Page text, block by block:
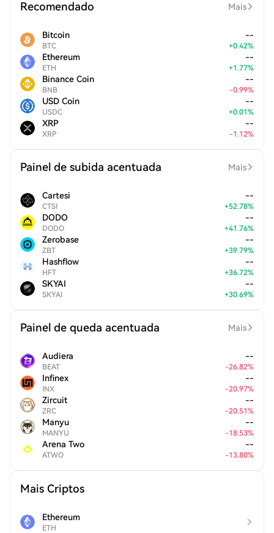
Recomendado Mais
Bitcoin
BTC
--
+0.42%
Ethereum
ETH
--
+1.77%
Binance Coin
BNB
--
-0.99%
USD Coin
USDC
--
+0.01%
XRP
XRP
--
-1.12%
Painel de subida acentuada Mais
Cartesi
CTSI
--
+52.78%
DODO
DODO
--
+41.76%
Zerobase
ZBT
--
+39.79%
Hashflow
HFT
--
+36.72%
SKYAI
SKYAI
--
+30.69%
Painel de queda acentuada Mais
Audiera
BEAT
--
-26.82%
Infinex
INX
--
-20.97%
Zircuit
ZRC
--
-20.51%
Manyu
MANYU
--
-18.53%
Arena Two
ATWO
--
-13.80%
Mais Criptos
Ethereum
ETH